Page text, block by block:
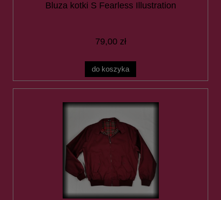
Bluza kotki S Fearless Illustration
79,00 zł
do koszyka